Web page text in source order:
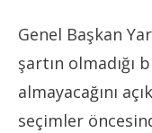
Genel Başkan
şartın olmadığı
almayacağını
seçimler